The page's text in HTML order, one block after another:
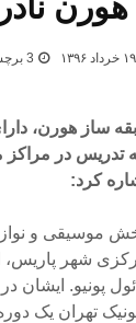
۱۹ خرداد ۱۳۹۶ 3 برچسب -
ساز هورن،
در مراکز
کرد:
موسیقی و
شهر پاریس،
تهران یک